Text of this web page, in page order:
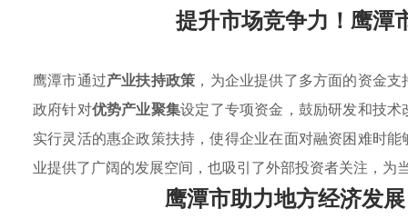
提升市场竞争力！鹰潭
鹰潭市通过产业扶持政策 ，为企业提供了多方面的资金
政府针对优势产业聚集设定了专项资金，鼓励研发和技
实行灵活的惠企政策扶持，使得企业在面对融资困难时
业提供了广阔的发展空间，也吸引了外部投资者关注，为
鹰潭市助力地方经济发